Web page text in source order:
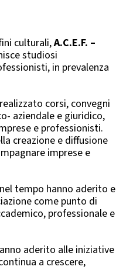
culturali,A.C.E.F. –
studiosi
in prevalenza
corsi, convegni
aziendale e giuridico,
e professionisti.
creazione e diffusione
imprese e
tempo hanno aderito e
come punto di
professionale e
aderito alle iniziative
a crescere,